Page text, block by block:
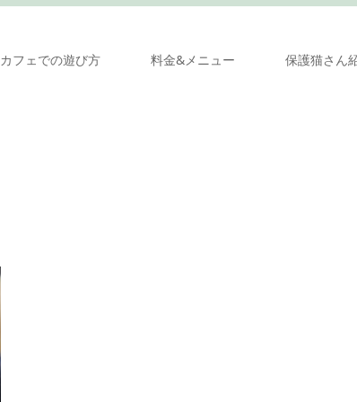
カフェでの遊び方 料金&メニュー 保護猫さん